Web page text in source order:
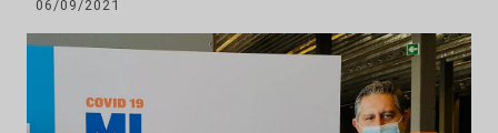
06/09/2021